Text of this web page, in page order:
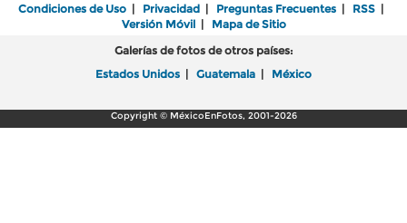
Condiciones de Uso | Privacidad | Preguntas Frecuentes | RSS |
Versión Móvil| Mapa de Sitio
Galerías de fotos de otros países:
Estados Unidos | Guatemala | México
Copyright © MéxicoEnFotos, 2001-2026